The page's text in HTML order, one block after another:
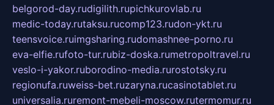
belgorod-day.rudigilith.rupichkurovlab.ru
medic-today.rutaksu.rucomp123.rudon-ykt.ru
teensvoice.ruimgsharing.rudomashnee-porno.ru
eva-elfie.rufoto-tur.rubiz-doska.rumetropoltravel.ru
veslo-i-yakor.ruborodino-media.rurostotsky.ru
regionufa.ruweiss-bet.ruzaryna.rucasinotablet.ru
universalia.ruremont-mebeli-moscow.rutermomur.ru